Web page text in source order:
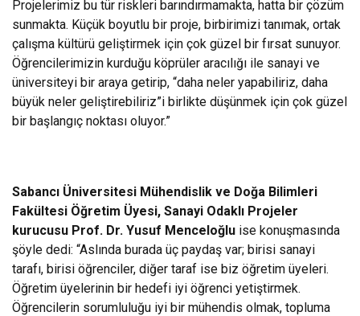
Projelerimiz bu tür riskleri barındırmamakta, hatta bir çözüm
sunmakta. Küçük boyutlu bir proje, birbirimizi tanımak, ortak
çalışma kültürü geliştirmek için çok güzel bir fırsat sunuyor.
Öğrencilerimizin kurduğu köprüler aracılığı ile sanayi ve
üniversiteyi bir araya getirip, “daha neler yapabiliriz, daha
büyük neler geliştirebiliriz”i birlikte düşünmek için çok güzel
bir başlangıç noktası oluyor.”
Sabancı Üniversitesi Mühendislik ve Doğa Bilimleri
Fakültesi Öğretim Üyesi, Sanayi Odaklı Projeler
kurucusu Prof. Dr. Yusuf Menceloğlu ise konuşmasında
şöyle dedi: “Aslında burada üç paydaş var; birisi sanayi
tarafı, birisi öğrenciler, diğer taraf ise biz öğretim üyeleri.
Öğretim üyelerinin bir hedefi iyi öğrenci yetiştirmek.
Öğrencilerin sorumluluğu iyi bir mühendis olmak, topluma